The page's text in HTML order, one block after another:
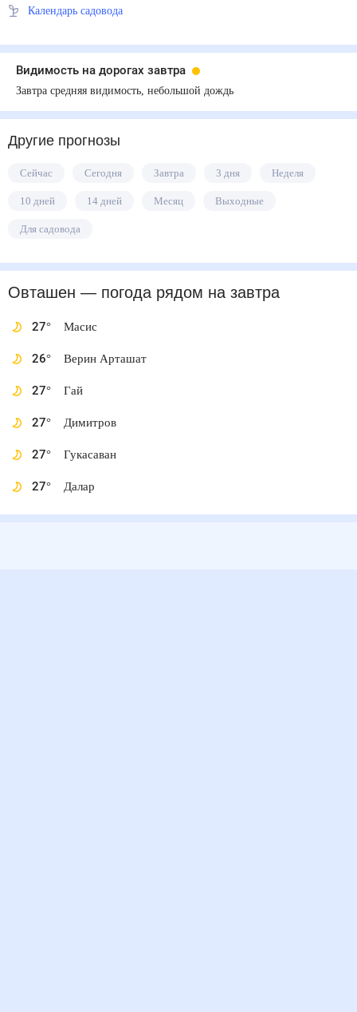
Календарь садовода
Видимость на дорогах завтра
Завтра средняя видимость, небольшой дождь
Другие прогнозы
Сейчас Сегодня Завтра 3 дня Неделя
10 дней 14 дней Месяц Выходные
Для садовода
Овташен— погода рядомна завтра
27° Масис
26° Верин Арташат
27° Гай
27° Димитров
27° Гукасаван
27° Далар